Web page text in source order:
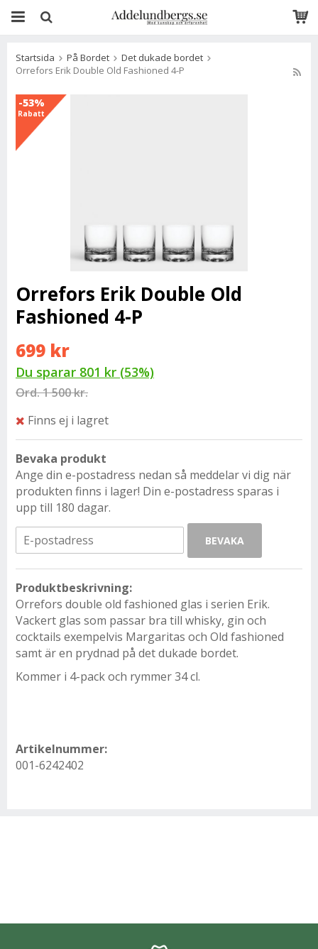
Startsida På Bordet
Det dukade bordet
Orrefors Erik Double Old Fashioned 4-P
-53%
Rabatt
Orrefors Erik Double Old
Fashioned 4-P
699 kr
Du sparar 801 kr (53%)
Ord.1 500 kr.
Finns ej i lagret
Bevaka produkt
Ange din e-postadress nedan så meddelar vi dig när
produkten finns i lager! Din e-postadress sparas i
upp till 180 dagar.
BEVAKA
Produktbeskrivning:
Orrefors double old fashioned glas i serien Erik.
Vackert glas som passar bra till whisky, gin och
cocktails exempelvis Margaritas och Old fashioned
samt är en prydnad på det dukade bordet.
Kommer i 4-pack och rymmer 34 cl.
Artikelnummer:
001-6242402